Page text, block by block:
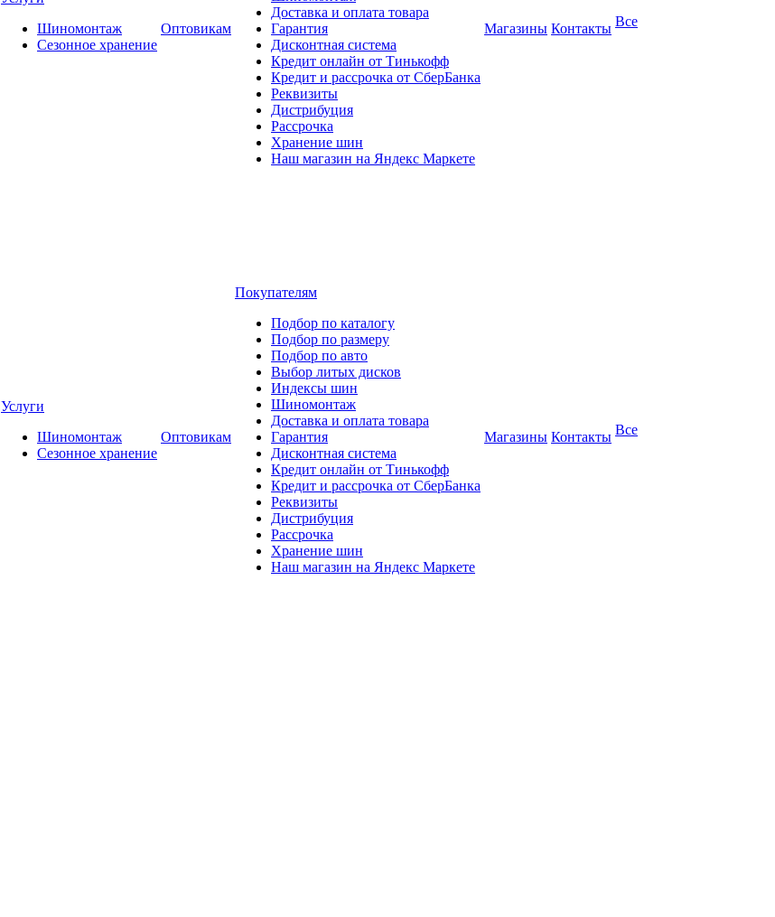
Шиномонтаж
Сезонное хранение
Оптовикам
Доставка и оплата товара
Гарантия
Дисконтная система
Кредит онлайн от Тинькофф
Кредит и рассрочка от СберБанка
Реквизиты
Дистрибуция
Рассрочка
Хранение шин
Наш магазин на Яндекс Маркете
Магазины Контакты Все
Услуги
Шиномонтаж
Сезонное хранение
Оптовикам
Покупателям
Подбор по каталогу
Подбор по размеру
Подбор по авто
Выбор литых дисков
Индексы шин
Шиномонтаж
Доставка и оплата товара
Гарантия
Дисконтная система
Кредит онлайн от Тинькофф
Кредит и рассрочка от СберБанка
Реквизиты
Дистрибуция
Рассрочка
Хранение шин
Наш магазин на Яндекс Маркете
Магазины Контакты Все